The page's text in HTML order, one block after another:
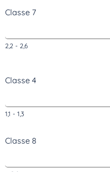
Classe 7
2,2 - 2,6
Classe 4
1,1 - 1,3
Classe 8